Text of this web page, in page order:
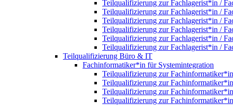
Teilqualifizierung zur Fachlagerist*in /
Teilqualifizierung zur Fachlagerist*in /
Teilqualifizierung zur Fachlagerist*in /
Teilqualifizierung zur Fachlagerist*in /
Teilqualifizierung zur Fachlagerist*in /
Teilqualifizierung zur Fachlagerist*in /
Teilqualifizierung Büro & IT
Fachinformatiker*in für Systemintegration
Teilqualifizierung zur
Teilqualifizierung zur
Teilqualifizierung zur
Teilqualifizierung zur